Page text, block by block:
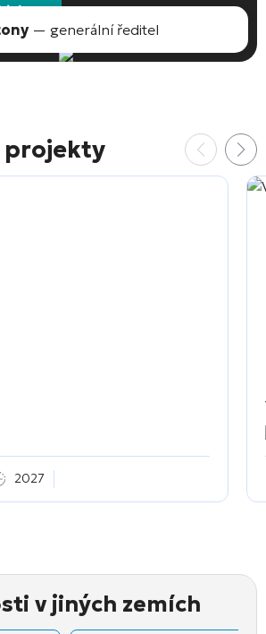
— generální ředitel
projekty
2027
v jiných zemích